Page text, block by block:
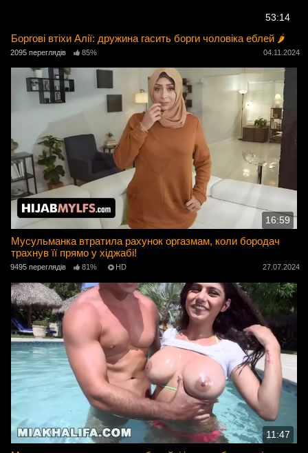
53:14
Боргові втіхи Алії: дружина гасить борги чоловіка еблей 🌶️
2095 переглядів 85% 04.11.2024
16:59
Мусульманка втратила рахунок оргазмам, коли бородач
трахнув її прямо у хіджабі!
9495 переглядів 81% HD 27.07.2024
11:47